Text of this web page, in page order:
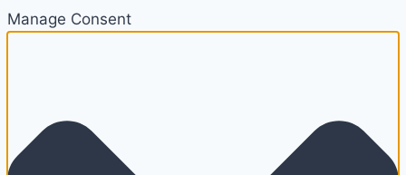
Manage Consent